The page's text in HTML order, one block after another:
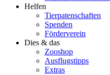
Helfen
Tierpatenschaften
Spenden
Förderverein
Dies & das
Zooshop
Ausflugstipps
Extras